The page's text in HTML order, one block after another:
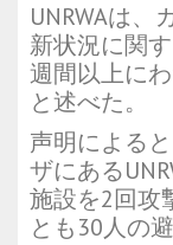
UNRWAは、
新状況に関
週間以上に
と述べた。
声明による
ザにある
施設を2回攻
とも30人の